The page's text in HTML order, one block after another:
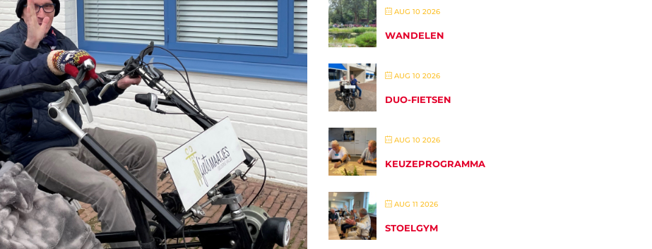
AUG 10 2026
WANDELEN
AUG 10 2026
DUO-FIETSEN
AUG 10 2026
KEUZEPROGRAMMA
AUG 11 2026
STOELGYM